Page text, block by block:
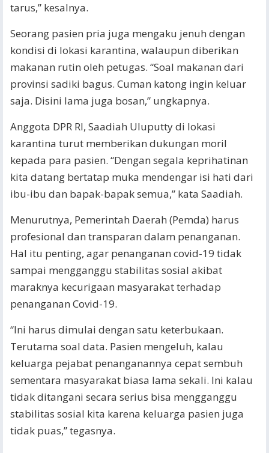
tarus,” kesalnya.
Seorang pasien pria juga mengaku jenuh dengan
kondisi di lokasi karantina, walaupun diberikan
makanan rutin oleh petugas. “Soal makanan dari
provinsi sadiki bagus. Cuman katong ingin keluar
saja. Disini lama juga bosan,” ungkapnya.
Anggota DPR RI, Saadiah Uluputty di lokasi
karantina turut memberikan dukungan moril
kepada para pasien. “Dengan segala keprihatinan
kita datang bertatap muka mendengar isi hati dari
ibu-ibu dan bapak-bapak semua,” kata Saadiah.
Menurutnya, Pemerintah Daerah (Pemda) harus
profesional dan transparan dalam penanganan.
Hal itu penting, agar penanganan covid-19 tidak
sampai mengganggu stabilitas sosial akibat
maraknya kecurigaan masyarakat terhadap
penanganan Covid-19.
“Ini harus dimulai dengan satu keterbukaan.
Terutama soal data. Pasien mengeluh, kalau
keluarga pejabat penanganannya cepat sembuh
sementara masyarakat biasa lama sekali. Ini kalau
tidak ditangani secara serius bisa mengganggu
stabilitas sosial kita karena keluarga pasien juga
tidak puas,” tegasnya.